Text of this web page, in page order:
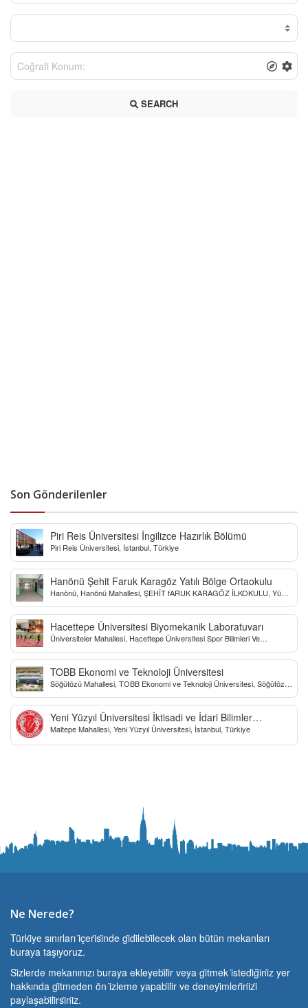
SEARCH
Son Gönderilenler
Piri Reis Üniversitesi İngilizce Hazırlık Bölümü
Piri Reis Üniversitesi, İstanbul, Türkiye
Hanönü Şehit Faruk Karagöz Yatılı Bölge Ortaokulu
Hanönü, Hanönü Mahallesi, ŞEHİT fARUK KARAGÖZ İLKOKULU, Yücel
Hacettepe Üniversitesi Biyomekanik Laboratuvarı
Üniversiteler Mahallesi, Hacettepe Üniversitesi Spor Bilimleri Ve
TOBB Ekonomi ve Teknoloji Üniversitesi
Söğütözü Mahallesi, TOBB Ekonomi ve Teknoloji Üniversitesi, Söğütözü
Yeni Yüzyıl Üniversitesi İktisadi ve İdari Bilimler
Fakültesi
Maltepe Mahallesi, Yeni Yüzyıl Üniversitesi, İstanbul, Türkiye
Ne Nerede?
Türki̇ye sınırları i̇çeri̇si̇nde gi̇di̇lebi̇lecek olan bütün mekanları
buraya taşıyoruz.
Si̇zlerde mekanınızı buraya ekleyebi̇li̇r veya gi̇tmek i̇stedi̇ği̇ni̇z yer
hakkında gi̇tmeden ön i̇zleme yapabi̇li̇r ve deneyi̇mleri̇ni̇zi̇
paylaşabi̇li̇rsi̇ni̇z.